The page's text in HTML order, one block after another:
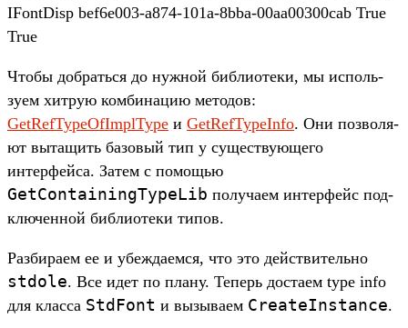
IFontDisp bef6e003-a874-101a-8bba-00aa00300cab True
True
Что­бы доб­рать­ся до нуж­ной биб­лиоте­ки, мы исполь­
зуем хит­рую ком­бинацию методов:
GetRefTypeOfImplType и GetRefTypeInfo. Они поз­воля­
ют вытащить базовый тип у сущес­тву­юще­го
интерфей­са. Затем с помощью
GetContainingTypeLib получа­ем интерфейс под­
клю­чен­ной биб­лиоте­ки типов.
Раз­бира­ем ее и убеж­даем­ся, что это дей­стви­тель­но
stdole. Все идет по пла­ну. Теперь дос­таем type info
для клас­са StdFont и вызыва­ем CreateInstance.